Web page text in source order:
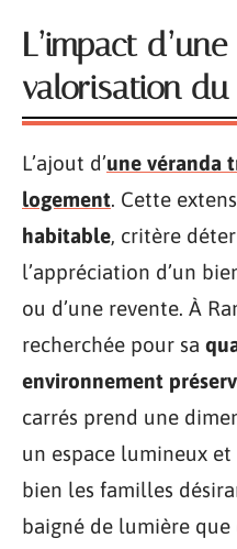
L’impact
valorisation du
L’ajout d’une véranda
logement. Cette
habitable, critère
l’appréciation d’un
ou d’une revente. À
recherchée pour sa
environnement
carrés prend une
un espace lumineux
bien les familles
baigné de lumière